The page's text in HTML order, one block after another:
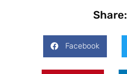
Share:
Facebook